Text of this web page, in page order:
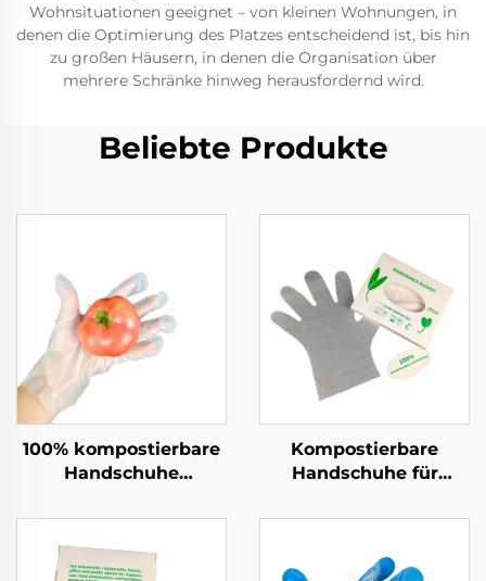
Wohnsituationen geeignet – von kleinen Wohnungen, in
denen die Optimierung des Platzes entscheidend ist, bis hin
zu großen Häusern, in denen die Organisation über
mehrere Schränke hinweg herausfordernd wird.
Beliebte Produkte
100% kompostierbare
Handschuhe
kompostierbar aus
PLA PBAT Maisstärke-
Material
Kompostierbare
Handschuhe für
Biologisch abbaubar &
PLA PBAT Maisstärke